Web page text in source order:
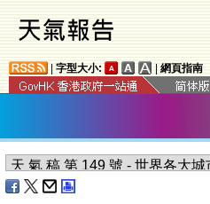
字型大小: 網頁指南